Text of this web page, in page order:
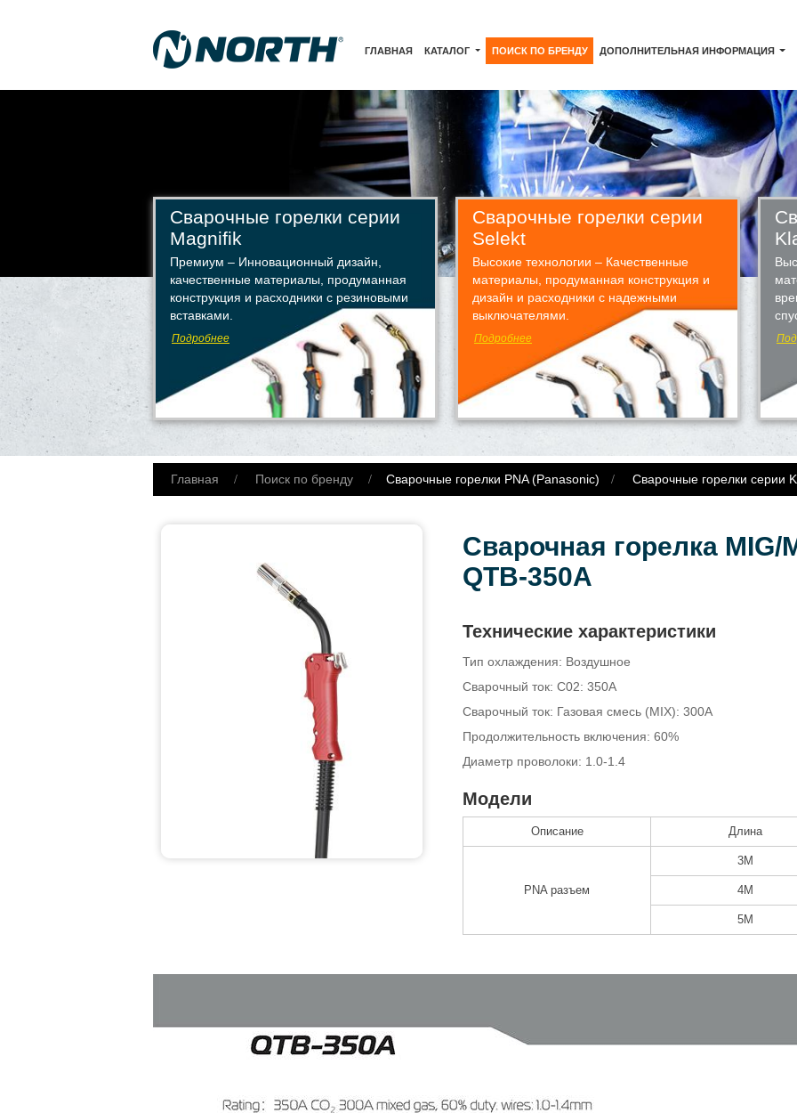
ГЛАВНАЯ КАТАЛОГ ПОИСК ПО БРЕНДУ ДОПОЛНИТЕЛЬНАЯ ИНФОРМАЦИЯ
Сварочные горелки серии
Magnifik
Премиум – Инновационный дизайн,
качественные материалы, продуманная
конструкция и расходники с резиновыми
вставками.
Подробнее
Сварочные горелки серии
Selekt
Высокие технологии – Качественные
материалы, продуманная конструкция и
дизайн и расходники с надежными
выключателями.
Подробнее
Главная Поиск по бренду Сварочные горелки PNA (Panasonic) Сварочные горелки серии
Сварочная горелка MIG/
QTB-350A
Технические характеристики
Тип охлаждения: Воздушное
Сварочный ток: C02: 350A
Сварочный ток: Газовая смесь (MIX): 300A
Продолжительность включения: 60%
Диаметр проволоки: 1.0-1.4
Модели
Описание Длина
PNA разъем
3M
4M
5M